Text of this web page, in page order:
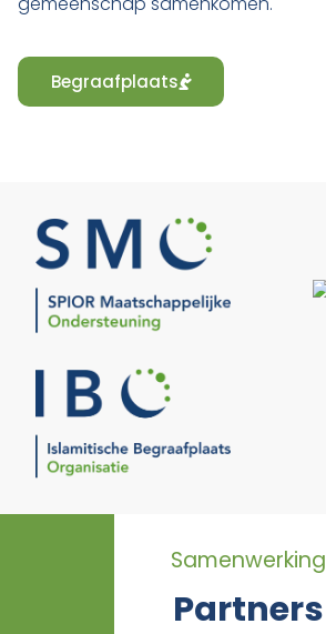
Begraafplaats
Samenwerking
Partners